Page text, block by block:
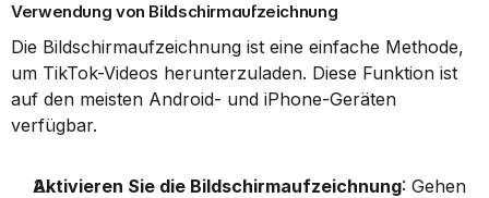
Verwendung von Bildschirmaufzeichnung
Die Bildschirmaufzeichnung ist eine einfache Methode,
um TikTok-Videos herunterzuladen. Diese Funktion ist
auf den meisten Android- und iPhone-Geräten
verfügbar.
Aktivieren Sie die Bildschirmaufzeichnung: Gehen